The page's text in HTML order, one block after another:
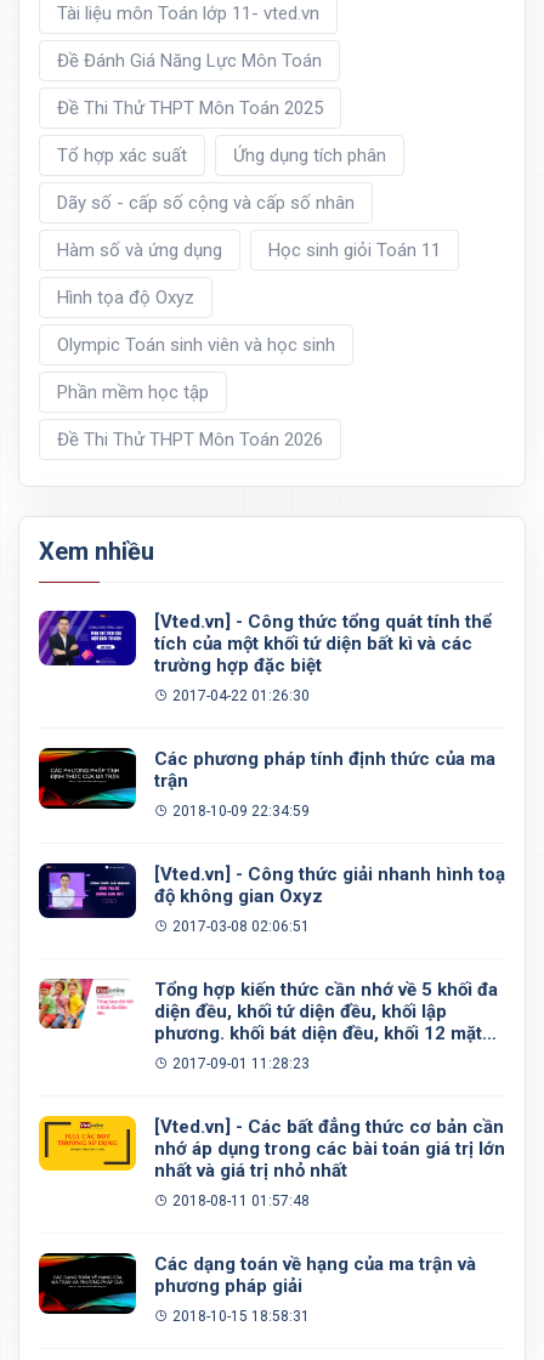
Tài liệu môn Toán lớp 11- vted.vn
Đề Đánh Giá Năng Lực Môn Toán
Đề Thi Thử THPT Môn Toán 2025
Tổ hợp xác suất Ứng dụng tích phân
Dãy số - cấp số cộng và cấp số nhân
Hàm số và ứng dụng Học sinh giỏi Toán 11
Hình tọa độ Oxyz
Olympic Toán sinh viên và học sinh
Phần mềm học tập
Đề Thi Thử THPT Môn Toán 2026
Xem nhiều
[Vted.vn] - Công thức tổng quát tính thể
tích của một khối tứ diện bất kì và các
trường hợp đặc biệt
2017-04-22 01:26:30
Các phương pháp tính định thức của ma
trận
2018-10-09 22:34:59
[Vted.vn] - Công thức giải nhanh hình toạ
độ không gian Oxyz
2017-03-08 02:06:51
Tổng hợp kiến thức cần nhớ về 5 khối đa
diện đều, khối tứ diện đều, khối lập
phương. khối bát diện đều, khối 12 mặt
đều, khối 20 mặt đều
2017-09-01 11:28:23
[Vted.vn] - Các bất đẳng thức cơ bản cần
nhớ áp dụng trong các bài toán giá trị lớn
nhất và giá trị nhỏ nhất
2018-08-11 01:57:48
Các dạng toán về hạng của ma trận và
phương pháp giải
2018-10-15 18:58:31